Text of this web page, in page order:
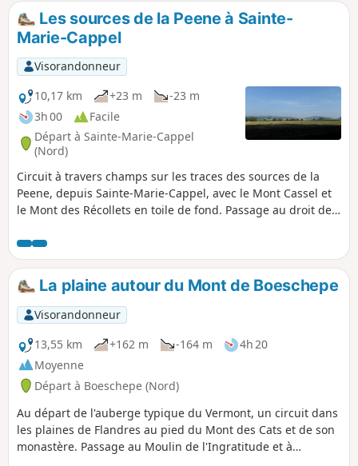
Les sources de la Peene à Sainte-
Marie-Cappel
Visorandonneur
10,17 km
+23 m
-23 m
3h 00
Facile
Départ à Sainte-Marie-Cappel
(Nord)
Circuit à travers champs sur les traces des sources de la
Peene, depuis Sainte-Marie-Cappel, avec le Mont Cassel et
le Mont des Récollets en toile de fond. Passage au droit de
Becque.
La plaine autour du Mont de Boeschepe
Visorandonneur
13,55 km
+162 m -164 m
4h 20
Moyenne
Départ à Boeschepe (Nord)
Au départ de l'auberge typique du Vermont, un circuit dans
les plaines de Flandres au pied du Mont des Cats et de son
monastère. Passage au Moulin de l'Ingratitude et à